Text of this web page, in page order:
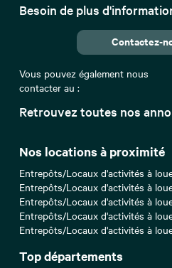
Retrouvez toutes nos
Nos locations à proximité
Entrepôts/Locaux d'activités à
Entrepôts/Locaux d'activités à
Entrepôts/Locaux d'activités à
Entrepôts/Locaux d'activités à
Entrepôts/Locaux d'activités à
Top départements
Besoin de plus
Contactez-
Vous pouvez également nous
contacter au :